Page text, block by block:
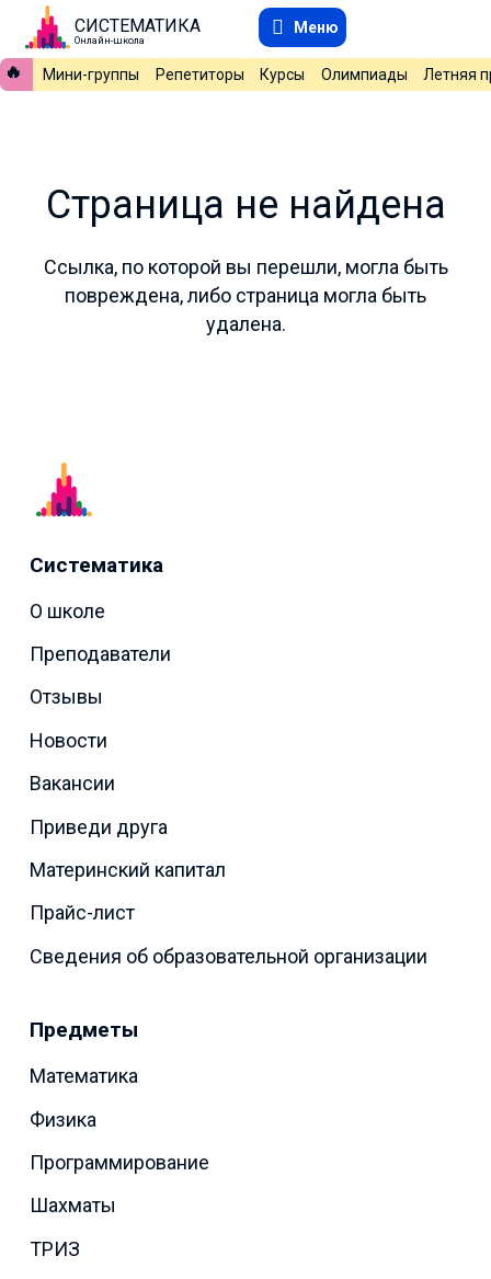
СИСТЕМАТИКА
Онлайн-школа
Меню
🔥 Мини-группы Репетиторы Курсы Олимпиады Летняя
Страница не найдена
Ссылка, по которой вы перешли, могла быть
повреждена, либо страница могла быть
удалена.
Систематика
О школе
Преподаватели
Отзывы
Новости
Вакансии
Приведи друга
Материнский капитал
Прайс-лист
Сведения об образовательной организации
Предметы
Математика
Физика
Программирование
Шахматы
ТРИЗ